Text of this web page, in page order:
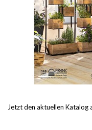
Jetzt den aktuellen Katalog